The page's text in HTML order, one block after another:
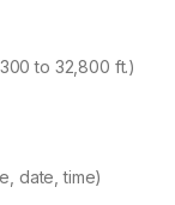
to 32,800 ft.)
date, time)